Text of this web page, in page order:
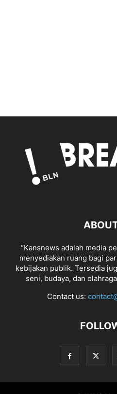
“Kansnews adalah media
menyediakan ruang bagi
kebijakan publik. Tersedia
seni, budaya, dan
Contact us: